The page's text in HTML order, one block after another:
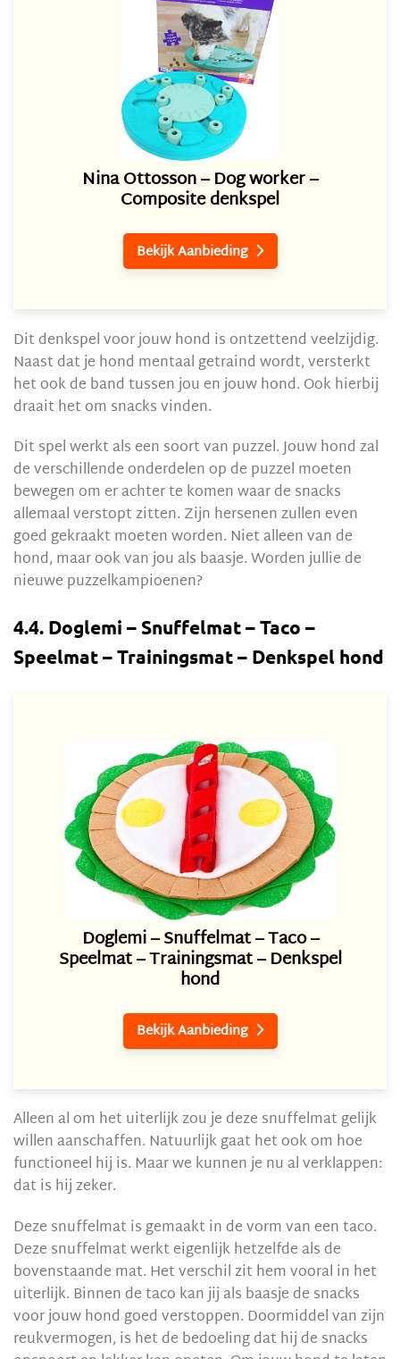
Nina Ottosson – Dog worker –
Composite denkspel
Bekijk Aanbieding 
Dit denkspel voor jouw hond is ontzettend veelzijdig.
Naast dat je hond mentaal getraind wordt, versterkt
het ook de band tussen jou en jouw hond. Ook hierbij
draait het om snacks vinden.
Dit spel werkt als een soort van puzzel. Jouw hond zal
de verschillende onderdelen op de puzzel moeten
bewegen om er achter te komen waar de snacks
allemaal verstopt zitten. Zijn hersenen zullen even
goed gekraakt moeten worden. Niet alleen van de
hond, maar ook van jou als baasje. Worden jullie de
nieuwe puzzelkampioenen?
4.4. Doglemi – Snuffelmat – Taco –
Speelmat – Trainingsmat – Denkspel hond
Doglemi – Snuffelmat – Taco –
Speelmat – Trainingsmat – Denkspel
hond
Bekijk Aanbieding 
Alleen al om het uiterlijk zou je deze snuffelmat gelijk
willen aanschaffen. Natuurlijk gaat het ook om hoe
functioneel hij is. Maar we kunnen je nu al verklappen:
dat is hij zeker.
Deze snuffelmat is gemaakt in de vorm van een taco.
Deze snuffelmat werkt eigenlijk hetzelfde als de
bovenstaande mat. Het verschil zit hem vooral in het
uiterlijk. Binnen de taco kan jij als baasje de snacks
voor jouw hond goed verstoppen. Doormiddel van zijn
reukvermogen, is het de bedoeling dat hij de snacks